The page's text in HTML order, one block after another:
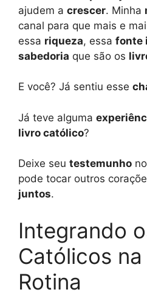
ajudem a crescer. Minha
canal para que mais e
essa riqueza, essa fonte
sabedoria que são os
E você? Já sentiu esse
Já teve alguma
livro católico?
Deixe seu testemunho
pode tocar outros
juntos.
Integrando
Católicos na
Rotina